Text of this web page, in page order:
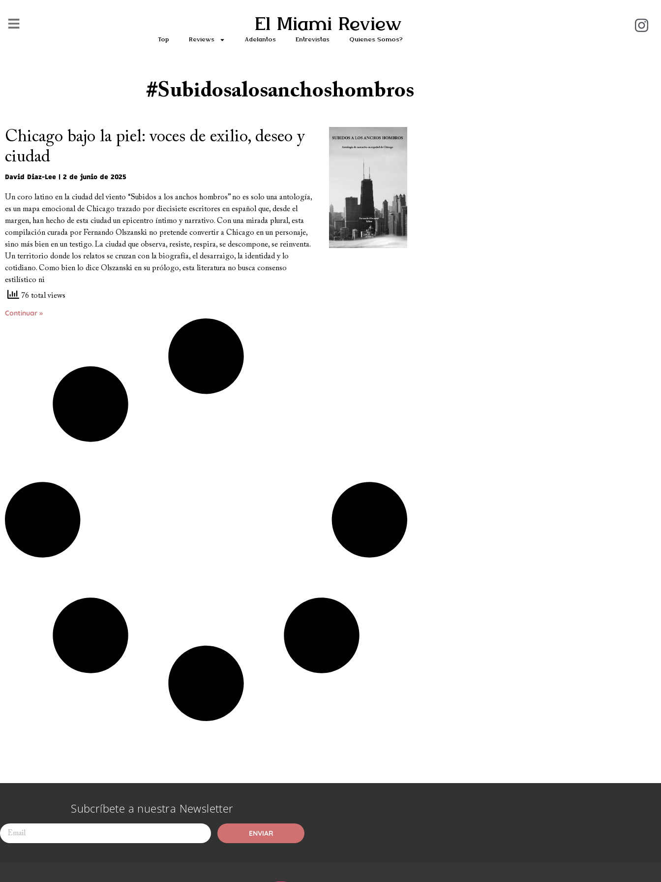
El Miami Review
Top Reviews Adelantos Entrevistas Quiénes Somos?
#subidosalosanchoshombros
Chicago bajo la piel: voces de exilio, deseo y
ciudad
David Diaz-Lee 2 de junio de 2025
Un coro latino en la ciudad del viento “Subidos a los anchos hombros” no es solo una antología,
es un mapa emocional de Chicago trazado por diecisiete escritores en español que, desde el
margen, han hecho de esta ciudad un epicentro íntimo y narrativo. Con una mirada plural, esta
compilación curada por Fernando Olszanski no pretende convertir a Chicago en un personaje,
sino más bien en un testigo. La ciudad que observa, resiste, respira, se descompone, se reinventa.
Un territorio donde los relatos se cruzan con la biografía, el desarraigo, la identidad y lo
cotidiano. Como bien lo dice Olszanski en su prólogo, esta literatura no busca consenso
estilístico ni
76 total views
Continuar »
Subcríbete a nuestra Newsletter
ENVIAR